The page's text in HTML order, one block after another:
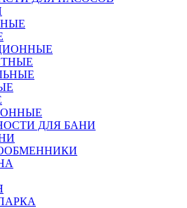
ДЛЯ БАНИ